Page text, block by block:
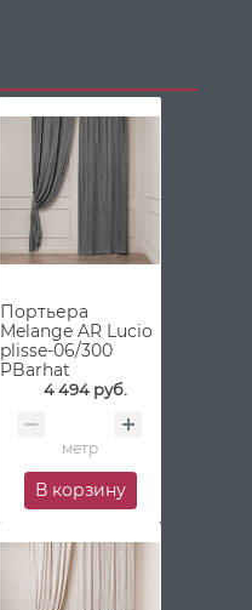
Портьера
Melange AR Lucio
plisse-06/300
PBarhat
4 494 руб.
метр
В корзину